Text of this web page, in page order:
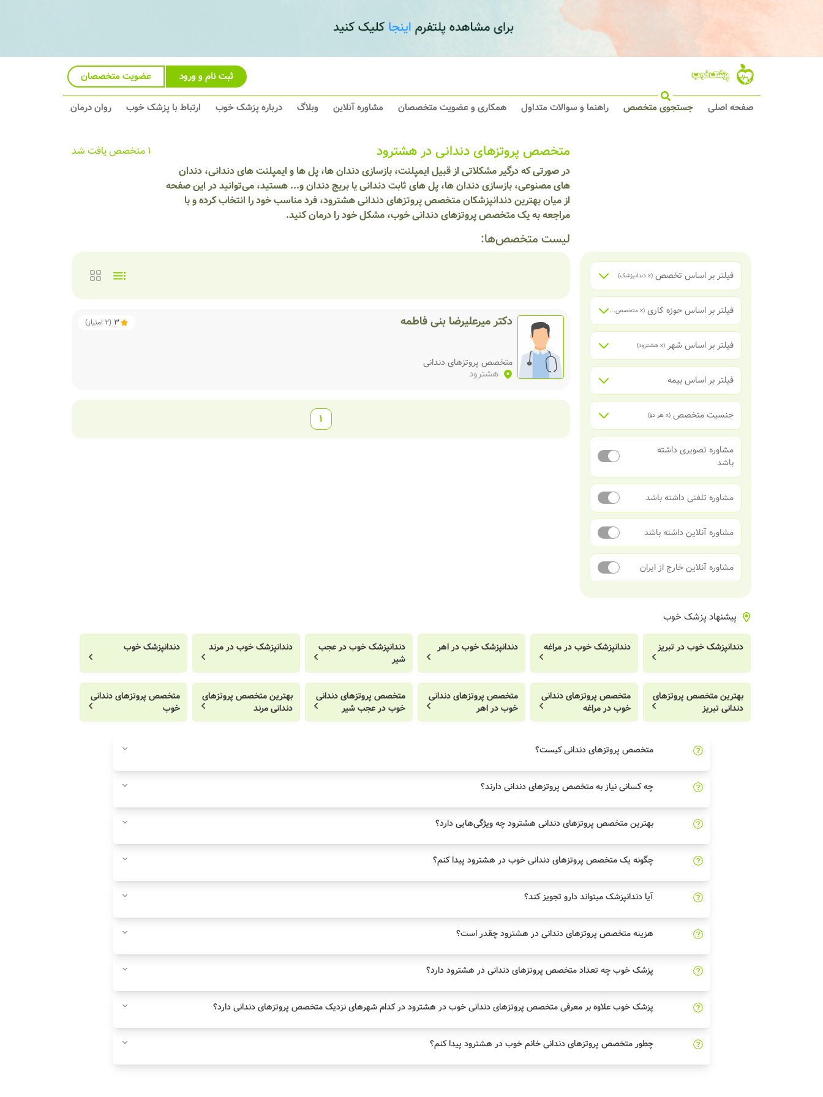
ثبت نام و ورود عضویت متخصصان
صفحه اصلی جستجوی متخصص راهنما و سوالات متداول همکاری و عضویت متخصصان مشاوره آنلاین وبلاگ درباره پزشک خوب ارتباط با پزشک خوب روان درمان
متخصص پروتزهای دندانی در هشترود
در صورتی که درگیر مشکلاتی از قبیل ایمپلنت، بازسازی دندان ها، پل ها و ایمپلنت های دندانی، دندان
های مصنوعی، بازسازی دندان ها، پل های ثابت دندانی یا بریج دندان و... هستید، می‌توانید در این صفحه
از میان بهترین دندانپزشکان متخصص پروتزهای دندانی هشترود، فرد مناسب خود را انتخاب کرده و با
مراجعه به یک متخصص پروتزهای دندانی خوب، مشکل خود را درمان کنید.
لیست متخصص‌ها:
1 متخصص یافت شد
فیلتر بر اساس تخصص (x دندانپزشک)
فیلتر بر اساس حوزه کاری (x متخصص پروتزهای دندانی
فیلتر بر اساس شهر (x هشترود)
فیلتر بر اساس بیمه
جنسیت متخصص (x هر دو)
مشاوره تصویری داشته
باشد
مشاوره تلفنی داشته باشد
مشاوره آنلاین داشته باشد
مشاوره آنلاین خارج از ایران
دکتر میرعلیرضا بنی فاطمه 3
(
2 امتیاز)
متخصص پروتزهای دندانی
هشترود
1
پیشنهاد پزشک خوب
دندانپزشک خوب در تبریز دندانپزشک خوب در مراغه دندانپزشک خوب در اهر
دندانپزشک خوب در عجب
شیر
دندانپزشک خوب در مرند دندانپزشک خوب
بهترین متخصص پروتزهای
دندانی تبریز
متخصص پروتزهای دندانی
خوب در مراغه
متخصص پروتزهای دندانی
خوب در اهر
متخصص پروتزهای دندانی
خوب در عجب شیر
بهترین متخصص پروتزهای
دندانی مرند
متخصص پروتزهای دندانی
خوب
متخصص پروتزهای دندانی کیست؟
چه کسانی نیاز به متخصص پروتزهای دندانی دارند؟
بهترین متخصص پروتزهای دندانی هشترود چه ویژگی‌هایی دارد؟
چگونه یک متخصص پروتزهای دندانی خوب در هشترود پیدا کنم؟
آیا دندانپزشک میتواند دارو تجویز کند؟
هزینه متخصص پروتزهای دندانی در هشترود چقدر است؟
پزشک خوب چه تعداد متخصص پروتزهای دندانی در هشترود دارد؟
پزشک خوب علاوه بر معرفی متخصص پروتزهای دندانی خوب در هشترود در کدام شهرهای نزدیک متخصص پروتزهای دندانی دارد؟
چطور متخصص پروتزهای دندانی خانم خوب در هشترود پیدا کنم؟